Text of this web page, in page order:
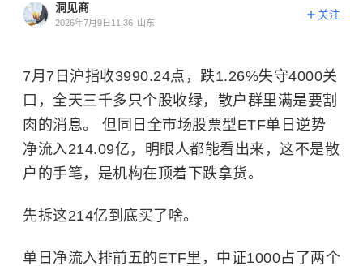
洞见商
2026年7月9日11:36 山东
关注
7月7日沪指收3990.24点，跌1.26%失守4000关
口，全天三千多只个股收绿，散户群里满是要割
肉的消息。 但同日全市场股票型ETF单日逆势
净流入214.09亿，明眼人都能看出来，这不是散
户的手笔，是机构在顶着下跌拿货。
先拆这214亿到底买了啥。
单日净流入排前五的ETF里，中证1000占了两个